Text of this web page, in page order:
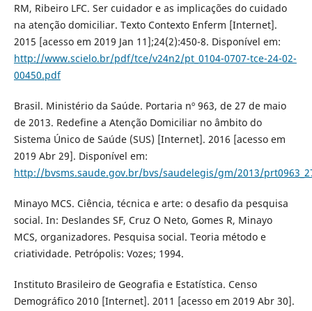
RM, Ribeiro LFC. Ser cuidador e as implicações do cuidado
na atenção domiciliar. Texto Contexto Enferm [Internet].
2015 [acesso em 2019 Jan 11];24(2):450-8. Disponível em:
http://www.scielo.br/pdf/tce/v24n2/pt_0104-0707-tce-24-02-
00450.pdf
Brasil. Ministério da Saúde. Portaria nº 963, de 27 de maio
de 2013. Redefine a Atenção Domiciliar no âmbito do
Sistema Único de Saúde (SUS) [Internet]. 2016 [acesso em
2019 Abr 29]. Disponível em:
http://bvsms.saude.gov.br/bvs/saudelegis/gm/2013/
Minayo MCS. Ciência, técnica e arte: o desafio da pesquisa
social. In: Deslandes SF, Cruz O Neto, Gomes R, Minayo
MCS, organizadores. Pesquisa social. Teoria método e
criatividade. Petrópolis: Vozes; 1994.
Instituto Brasileiro de Geografia e Estatística. Censo
Demográfico 2010 [Internet]. 2011 [acesso em 2019 Abr 30].